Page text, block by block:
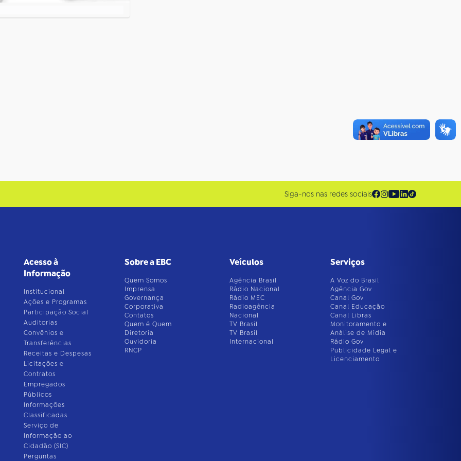
Siga-nos nas redes sociais
Acesso à
Informação
Institucional
Ações e Programas
Participação Social
Auditorias
Convênios e
Transferências
Receitas e Despesas
Licitações e
Contratos
Empregados
Públicos
Informações
Classificadas
Serviço de
Informação ao
Cidadão (SIC)
Perguntas
Sobre a EBC
Quem Somos
Imprensa
Governança
Corporativa
Contatos
Quem é Quem
Diretoria
Ouvidoria
RNCP
Veículos
Agência Brasil
Rádio Nacional
Rádio MEC
Radioagência
Nacional
TV Brasil
TV Brasil
Internacional
Serviços
A Voz do Brasil
Agência Gov
Canal Gov
Canal Educação
Canal Libras
Monitoramento e
Análise de Mídia
Rádio Gov
Publicidade Legal e
Licenciamento